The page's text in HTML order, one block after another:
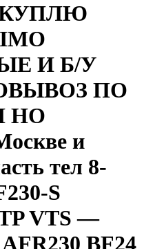
КУПЛЮ
И Б/У
ПО
НО
и
тел 8-
S
VТS —
ВF24